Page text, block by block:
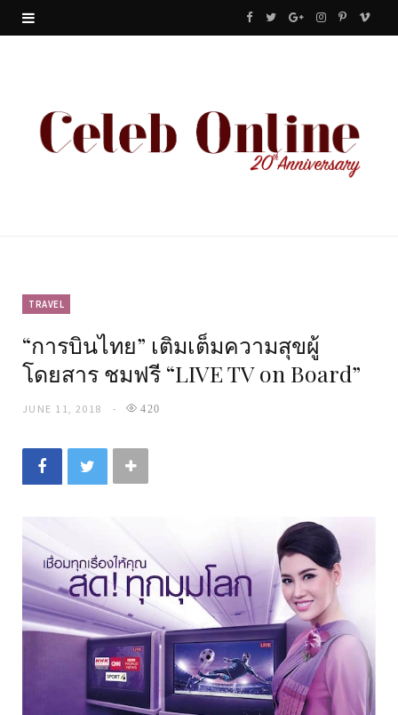
F
e
b
T
t
G
g
l
I
t
a
P
t
e
V
TRAVEL
“การบินไทย” เติมเต็มความสุขผู้
โดยสาร ชมฟรี “LIVE TV on Board”
JUNE 11, 2018 420